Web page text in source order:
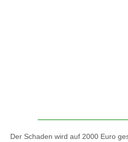
Der Schaden wird auf 2000 Euro